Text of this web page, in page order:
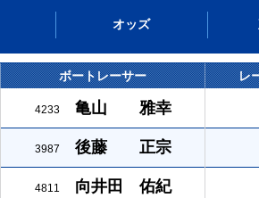
オッズ
ボートレーサー レ
4233 亀山 雅幸
3987 後藤 正宗
4811 向井田 佑紀